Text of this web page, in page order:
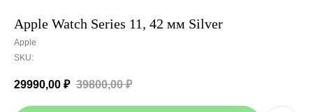
Apple Watch Series 11, 42 мм Silver
Apple
SKU:
29990,00 ₽ 39800,00 ₽